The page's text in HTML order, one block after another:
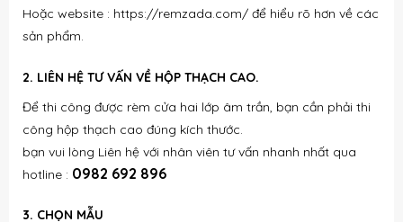
Hoặc website : https://remzada.com/ để hiểu rõ hơn về các
sản phẩm.
2. LIÊN HỆ TƯ VẤN VỀ HỘP THẠCH CAO.
Để thi công được rèm cửa hai lớp âm trần, bạn cần phải thi
công hộp thạch cao đúng kích thước.
bạn vui lòng Liên hệ với nhân viên tư vấn nhanh nhất qua
hotline : 0982 692 896
3. CHỌN MẪU